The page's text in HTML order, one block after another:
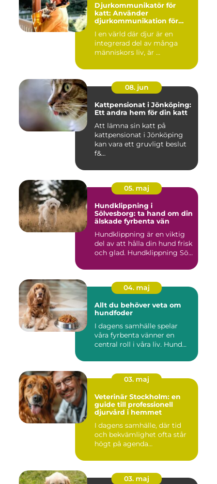
Djurkommunikatör för
katt: Använder
djurkommunikation för
I en värld där djur är en
integrerad del av många
människors liv, är ...
08. jun
Kattpensionat i Jönköping:
Ett andra hem för din katt
Att lämna sin katt på
kattpensionat i Jönköping
kan vara ett gruvligt beslut
f&...
05. maj
Hundklippning i
Sölvesborg: ta hand om din
älskade fyrbenta vän
Hundklippning är en viktig
del av att hålla din hund frisk
och glad. Hundklippning Sö...
04. maj
Allt du behöver veta om
hundfoder
I dagens samhälle spelar
våra fyrbenta vänner en
central roll i våra liv. Hund...
03. maj
Veterinär Stockholm: en
guide till professionell
djurvård i hemmet
I dagens samhälle, där tid
och bekvämlighet ofta står
högt på agenda...
03. maj